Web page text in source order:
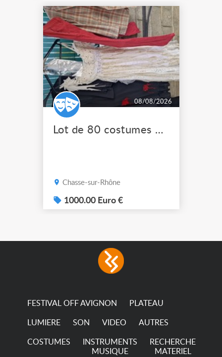
08/08/2026
Lot de 80 costumes de scène pro
Chasse-sur-Rhône
1000.00 Euro €
FESTIVAL OFF AVIGNON PLATEAU
LUMIERE SON VIDEO AUTRES
COSTUMES
INSTRUMENTS
MUSIQUE
RECHERCHE
MATERIEL